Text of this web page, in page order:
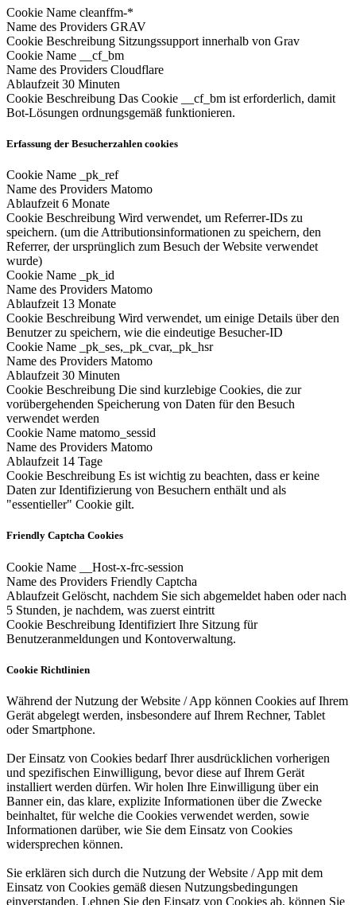
Cookie Name cleanffm-*
Name des Providers GRAV
Cookie Beschreibung Sitzungssupport innerhalb von Grav
Cookie Name
__cf_bm
Name des Providers Cloudflare
Ablaufzeit 30 Minuten
Cookie Beschreibung Das Cookie __cf_bm ist erforderlich, damit
Bot-Lösungen ordnungsgemäß funktionieren.
Erfassung der Besucherzahlen cookies
Cookie Name
_pk_ref
Name des Providers Matomo
Ablaufzeit 6 Monate
Cookie Beschreibung Wird verwendet, um Referrer-IDs zu
speichern. (um die Attributionsinformationen zu speichern, den
Referrer, der ursprünglich zum Besuch der Website verwendet
wurde)
Cookie Name
_pk_id
Name des Providers Matomo
Ablaufzeit 13 Monate
Cookie Beschreibung Wird verwendet, um einige Details über den
Benutzer zu speichern, wie die eindeutige Besucher-ID
Cookie Name
_pk_ses,_pk_cvar,_pk_hsr
Name des Providers Matomo
Ablaufzeit 30 Minuten
Cookie Beschreibung Die sind kurzlebige Cookies, die zur
vorübergehenden Speicherung von Daten für den Besuch
verwendet werden
Cookie Name matomo_sessid
Name des Providers Matomo
Ablaufzeit 14 Tage
Cookie Beschreibung Es ist wichtig zu beachten, dass er keine
Daten zur Identifizierung von Besuchern enthält und als
"essentieller" Cookie gilt.
Friendly Captcha Cookies
Cookie Name
__Host-x-frc-session
Name des Providers Friendly Captcha
Ablaufzeit Gelöscht, nachdem Sie sich abgemeldet haben oder nach
5 Stunden, je nachdem, was zuerst eintritt
Cookie Beschreibung Identifiziert Ihre Sitzung für
Benutzeranmeldungen und Kontoverwaltung.
Cookie Richtlinien
Während der Nutzung der Website / App können Cookies auf Ihrem
Gerät abgelegt werden, insbesondere auf Ihrem Rechner, Tablet
oder Smartphone.
Der Einsatz von Cookies bedarf Ihrer ausdrücklichen vorherigen
und spezifischen Einwilligung, bevor diese auf Ihrem Gerät
installiert werden dürfen. Wir holen Ihre Einwilligung über ein
Banner ein, das klare, explizite Informationen über die Zwecke
beinhaltet, für welche die Cookies verwendet werden, sowie
Informationen darüber, wie Sie dem Einsatz von Cookies
widersprechen können.
Sie erklären sich durch die Nutzung der Website / App mit dem
Einsatz von Cookies gemäß diesen Nutzungsbedingungen
einverstanden. Lehnen Sie den Einsatz von Cookies ab, können Sie